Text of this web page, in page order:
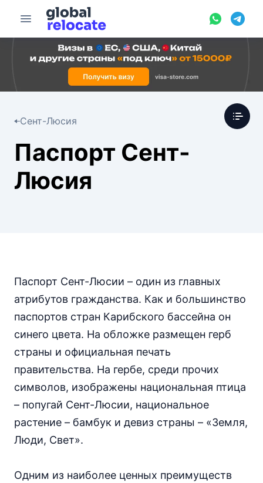
Сент-Люсия
Паспорт Сент-
Люсия
Паспорт Сент-Люсии – один из главных
атрибутов гражданства. Как и большинство
паспортов стран Карибского бассейна он
синего цвета. На обложке размещен герб
страны и официальная печать
правительства. На гербе, среди прочих
символов, изображены национальная птица
– попугай Сент-Люсии, национальное
растение – бамбук и девиз страны – «Земля,
Люди, Свет».
Одним из наиболее ценных преимуществ